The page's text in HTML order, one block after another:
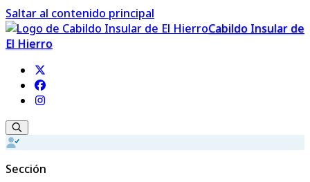
Saltar al contenido principal
Cabildo Insular de
El Hierro
Sección